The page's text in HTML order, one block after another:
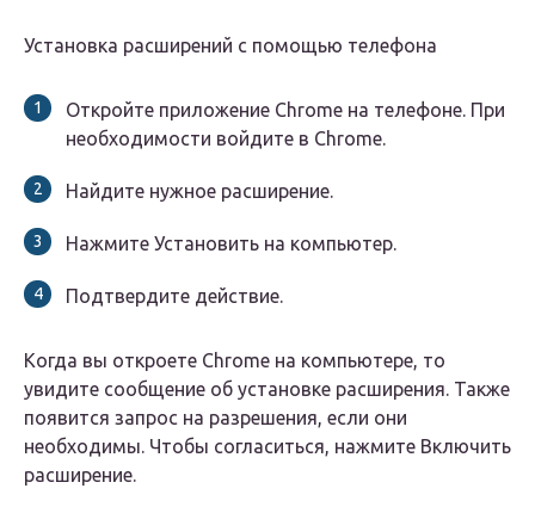
Установка расширений с помощью телефона
Откройте приложение Chrome на телефоне. При
необходимости войдите в Chrome.
Найдите нужное расширение.
Нажмите Установить на компьютер.
Подтвердите действие.
Когда вы откроете Chrome на компьютере, то
увидите сообщение об установке расширения. Также
появится запрос на разрешения, если они
необходимы. Чтобы согласиться, нажмите Включить
расширение.